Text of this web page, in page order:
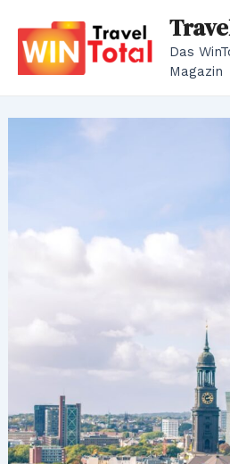
Inhalt
springen
Das
Magazin